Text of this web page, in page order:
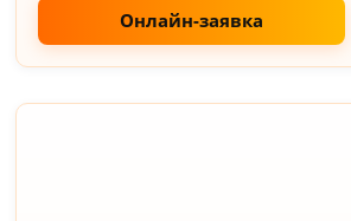
Онлайн-заявка